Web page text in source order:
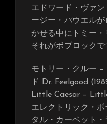
エドワード・ヴァ
ージー・パウエル
かせる中にトミー・
それがボブロックで
モトリー・クルー –
ド Dr. Feelgood
Little Caesar –
エレクトリック・
タル・カーペット